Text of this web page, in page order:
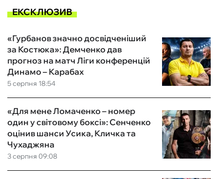
ЕКСКЛЮЗИВ
5 серпня 18:54
«Гурбанов значно досвідченіший
за Костюка»: Демченко дав
прогноз на матч Ліги конференцій
Динамо – Карабах
3 серпня 09:08
«Для мене Ломаченко – номер
один у світовому боксі»: Сенченко
оцінив шанси Усика, Кличка та
Чухаджяна